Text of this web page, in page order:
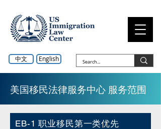
中文 English
美国移民法律服务中心 服务范围
EB-1 职业移民第一类优先